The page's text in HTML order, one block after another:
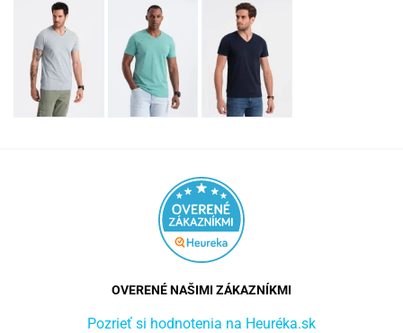
OVERENÉ NAŠIMI ZÁKAZNÍKMI
Pozrieť si hodnotenia na Heuréka.sk